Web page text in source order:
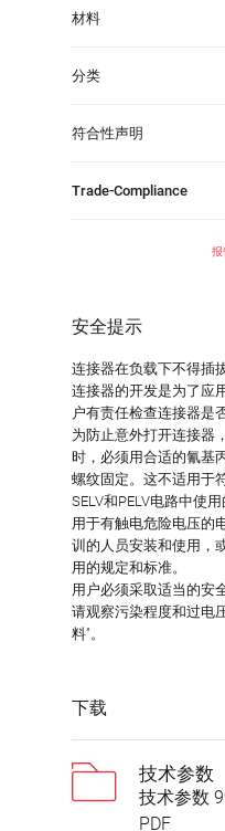
材料
分类
符合性声明
Trade-Compliance
报
安全提示
连接器在负载下不得插
连接器的开发是为了应
户有责任检查连接器是
为防止意外打开连接器
时，必须用合适的氰基
螺纹固定。这不适用于
SELV和PELV电路中使用
用于有触电危险电压的
训的人员安装和使用，
用的规定和标准。
用户必须采取适当的安
请观察污染程度和过电
料"。
下载
技术参数
技术参数
PDF